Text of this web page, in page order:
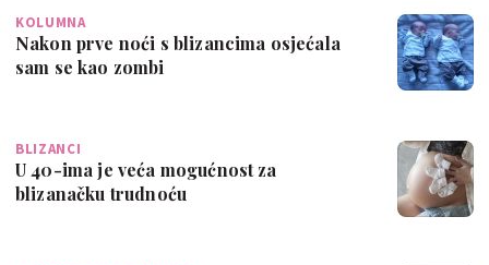
KOLUMNA
Nakon prve noći s blizancima osjećala
sam se kao zombi
BLIZANCI
U 40-ima je veća mogućnost za
blizanačku trudnoću